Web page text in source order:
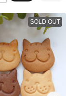
SOLD OUT